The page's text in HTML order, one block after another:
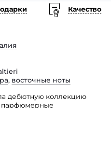
Качество
, восточные ноты
дебютную коллекцию
парфюмерные
их созданием работал